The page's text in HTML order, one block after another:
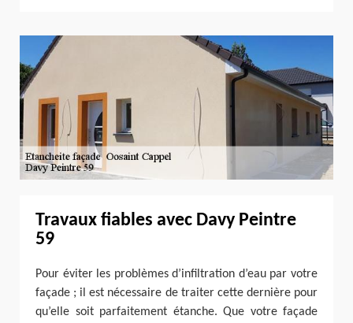
Travaux fiables avec Davy Peintre
59
Pour éviter les problèmes d’infiltration d’eau par votre
façade ; il est nécessaire de traiter cette dernière pour
qu’elle soit parfaitement étanche. Que votre façade